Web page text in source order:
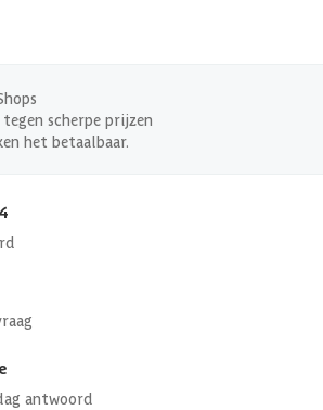
tegen scherpe prijzen
het betaalbaar.
antwoord